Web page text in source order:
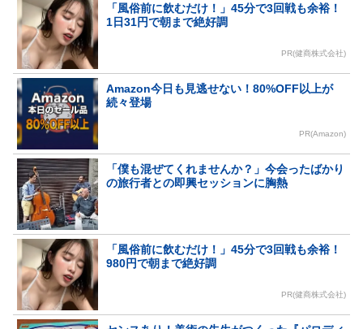
「風俗前に飲むだけ！」45分で3回戦も余裕！
1日31円で朝まで絶好調
PR(健商株式会社)
Amazon今日も見逃せない！80%OFF以上が
続々登場
PR(Amazon)
「僕も混ぜてくれませんか？」今会ったばかり
の旅行者との即興セッションに胸熱
「風俗前に飲むだけ！」45分で3回戦も余裕！
980円で朝まで絶好調
PR(健商株式会社)